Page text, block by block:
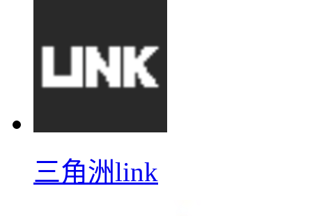
三角洲link